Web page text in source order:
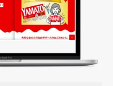
日用品
自治体
メーカー
不動産